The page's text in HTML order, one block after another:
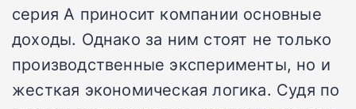
серия A приносит компании основные
доходы. Однако за ним стоят не только
производственные эксперименты, но и
жесткая экономическая логика. Судя по